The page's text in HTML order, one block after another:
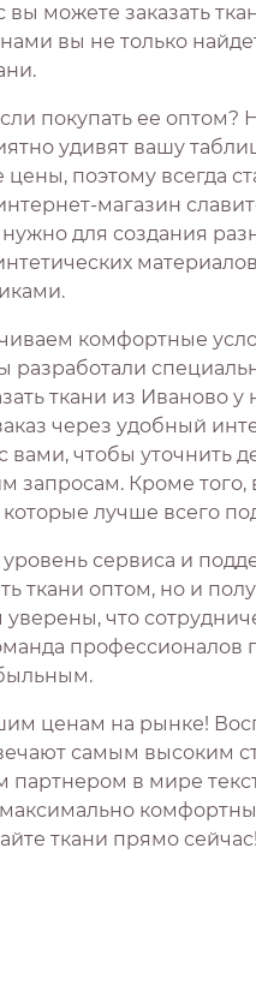
можете заказать
вы не только
покупать ее
удивят вашу
поэтому всегда
магазин
для создания
комфортные
разработали
ткани из Иваново у
через удобный
чтобы уточнить
Кроме
лучше всего
сервиса и
ткани оптом, но и
что
профессионалов
ценам на рынке!
самым высоким
в мире
ткани прямо сейчас!